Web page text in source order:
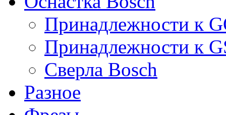
Принадлежности к
Принадлежности к
Сверла Bosch
Разное